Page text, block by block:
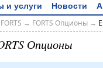
и услуги Новости
FORTS → FORTS Опционы→
Опционы